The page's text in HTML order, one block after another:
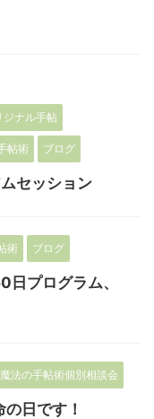
ジナル手帖
帖術 ブログ
セッション
術 ブログ
日プログラム、
魔法の手帖術個別相談会
日です！